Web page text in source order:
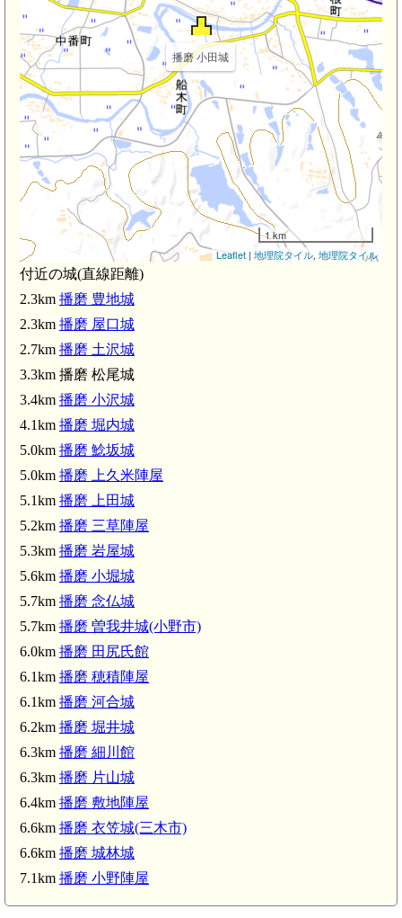
播磨 小田城
1 km
Leaflet | 地理院タイル, 地理院タイル
付近の城(直線距離)
2.3km 播磨 豊地城
2.3km 播磨 屋口城
2.7km 播磨 土沢城
3.3km 播磨 松尾城
3.4km 播磨 小沢城
4.1km 播磨 堀内城
5.0km 播磨 鯰坂城
5.0km 播磨 上久米陣屋
5.1km 播磨 上田城
5.2km 播磨 三草陣屋
5.3km 播磨 岩屋城
5.6km 播磨 小堀城
5.7km 播磨 念仏城
5.7km 播磨 曽我井城(小野市)
6.0km 播磨 田尻氏館
6.1km 播磨 穂積陣屋
6.1km 播磨 河合城
6.2km 播磨 堀井城
6.3km 播磨 細川館
6.3km 播磨 片山城
6.4km 播磨 敷地陣屋
6.6km 播磨 衣笠城(三木市)
6.6km 播磨 城林城
7.1km 播磨 小野陣屋